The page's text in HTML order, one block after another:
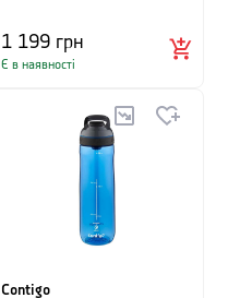
1 199 грн
Є в наявності
Contigo